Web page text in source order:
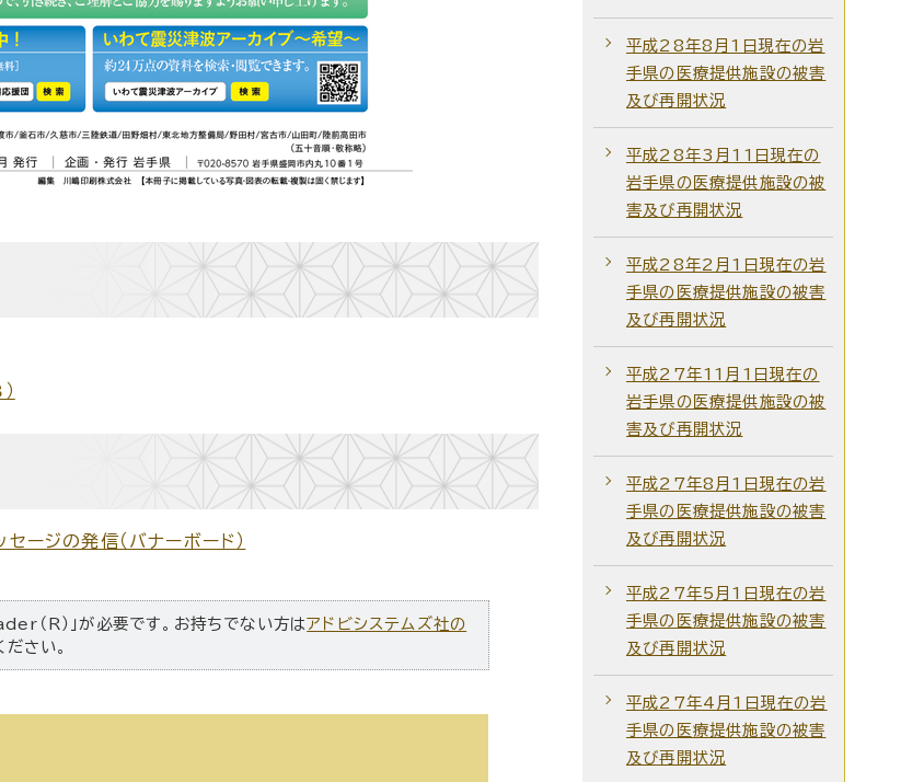
ージの発信（バナーボード）
（R）」が必要です。お持ちでない方はアドビシステムズ社の
さい。
平成28年8月1日現在の岩
手県の医療提供施設の被害
及び再開状況
平成28年3月11日現在の
岩手県の医療提供施設の被
害及び再開状況
平成28年2月1日現在の岩
手県の医療提供施設の被害
及び再開状況
平成27年11月1日現在の
岩手県の医療提供施設の被
害及び再開状況
平成27年8月1日現在の岩
手県の医療提供施設の被害
及び再開状況
平成27年5月1日現在の岩
手県の医療提供施設の被害
及び再開状況
平成27年4月1日現在の岩
手県の医療提供施設の被害
及び再開状況